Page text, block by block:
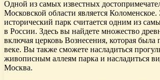
Одной из самых известных
Московской области является Коломенское.
исторический парк считается одним из
в России. Здесь вы найдете множество
включая церковь Вознесения, которая была
веке. Вы также сможете насладиться
живописным аллеям парка и насладиться
Москва.